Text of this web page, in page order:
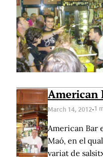
American
March 14, 2012·1
American Bar
Maó, en el
variat de